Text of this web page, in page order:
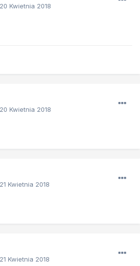
20 Kwietnia 2018
20 Kwietnia 2018
21 Kwietnia 2018
21 Kwietnia 2018